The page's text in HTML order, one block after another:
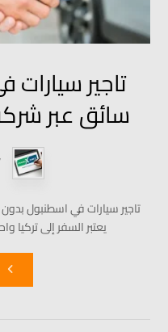
تاجير
سائق عبر
تاجير سيارات في اسطنبول
يعتبر السفر إلى